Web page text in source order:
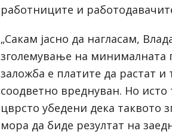
работниците и
„Сакам јасно да нагласам,
зголемување на минималната
заложба е платите да растат и
соодветно вреднуван. Но исто
цврсто убедени дека таквото
мора да биде резултат на